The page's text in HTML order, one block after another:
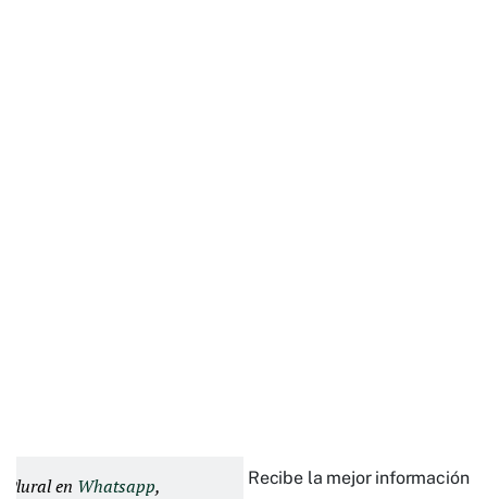
Plural en Whatsapp, Recibe la mejor información